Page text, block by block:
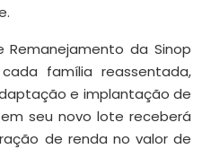
da Sinop
cada família reassentada,
e implantação de
seu novo lote receberá
de renda no valor de